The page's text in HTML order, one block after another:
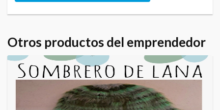
Otros productos del emprendedor